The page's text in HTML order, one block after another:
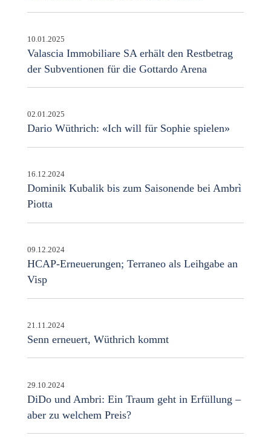
10.01.2025
Valascia Immobiliare SA erhält den Restbetrag
der Subventionen für die Gottardo Arena
02.01.2025
Dario Wüthrich: «Ich will für Sophie spielen»
16.12.2024
Dominik Kubalik bis zum Saisonende bei Ambrì
Piotta
09.12.2024
HCAP-Erneuerungen; Terraneo als Leihgabe an
Visp
21.11.2024
Senn erneuert, Wüthrich kommt
29.10.2024
DiDo und Ambri: Ein Traum geht in Erfüllung –
aber zu welchem Preis?